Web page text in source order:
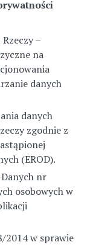
–
na
danych
danych
zgodnie z
(EROD).
nr
osobowych w
2014 w sprawie